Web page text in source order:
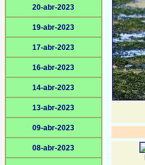
20-abr-2023
19-abr-2023
17-abr-2023
16-abr-2023
14-abr-2023
13-abr-2023
09-abr-2023
08-abr-2023